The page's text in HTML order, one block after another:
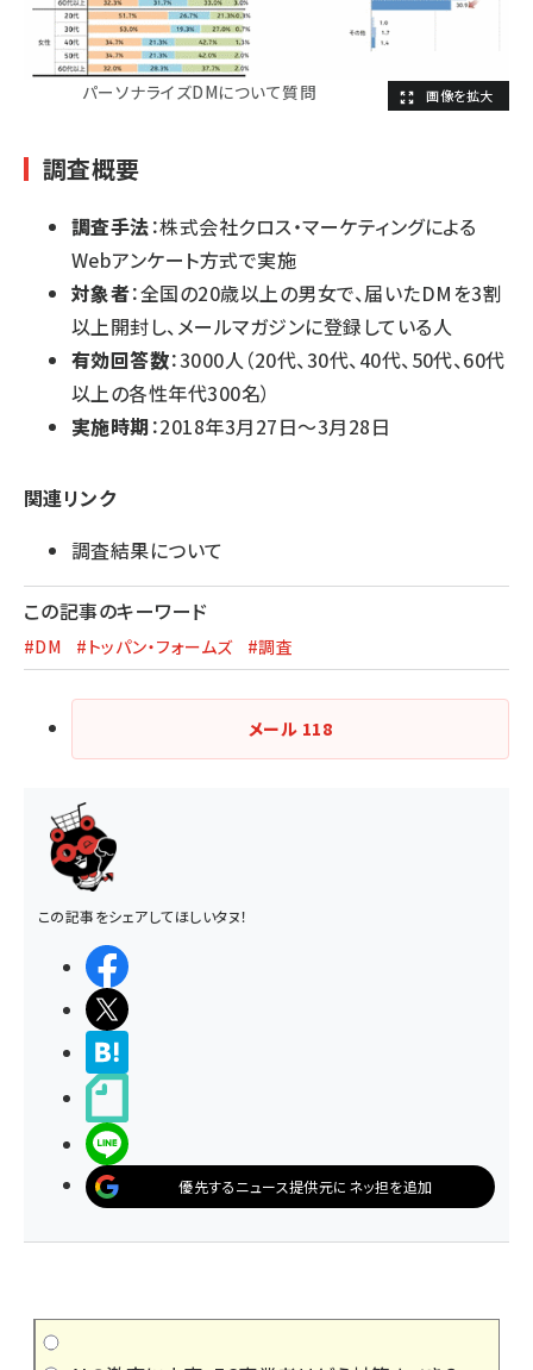
パーソナライズDMについて質問
調査概要
調査手法：株式会社クロス・マーケティングによる
Webアンケート方式で実施
対象者：全国の20歳以上の男女で、届いたDMを3割
以上開封し、メールマガジンに登録している人
有効回答数：3000人（20代、30代、40代、50代、60代
以上の各性年代300名）
実施時期：2018年3月27日～3月28日
関連リンク
調査結果について
この記事のキーワード
#DM #トッパン・フォームズ #調査
メール 118
この記事をシェアしてほしいタヌ！
優先するニュース提供元にネッ担を追加